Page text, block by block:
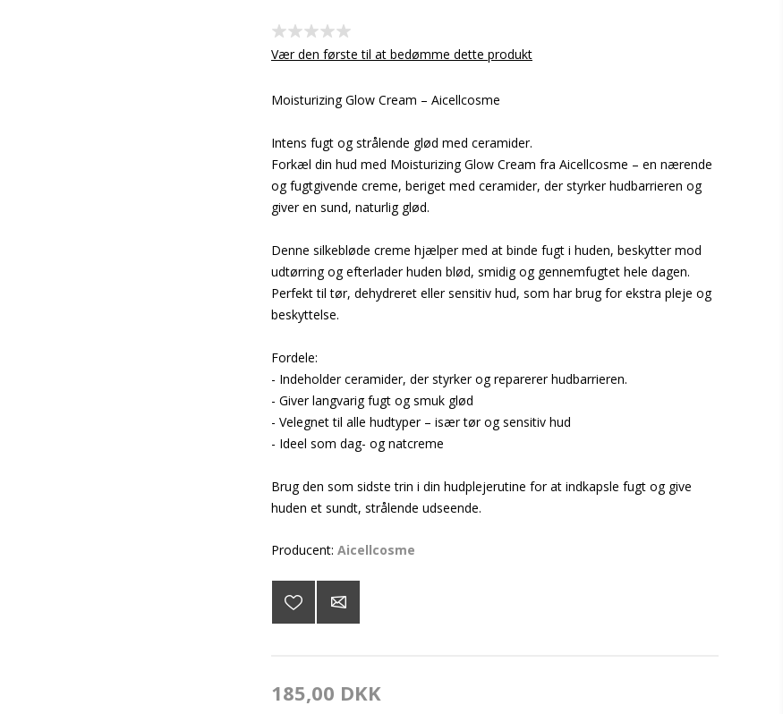
Vær den første til at bedømme dette produkt
Moisturizing Glow Cream – Aicellcosme
Intens fugt og strålende glød med ceramider.
Forkæl din hud med Moisturizing Glow Cream fra Aicellcosme – en nærende
og fugtgivende creme, beriget med ceramider, der styrker hudbarrieren og
giver en sund, naturlig glød.
Denne silkebløde creme hjælper med at binde fugt i huden, beskytter mod
udtørring og efterlader huden blød, smidig og gennemfugtet hele dagen.
Perfekt til tør, dehydreret eller sensitiv hud, som har brug for ekstra pleje og
beskyttelse.
Fordele:
- Indeholder ceramider, der styrker og reparerer hudbarrieren.
- Giver langvarig fugt og smuk glød
- Velegnet til alle hudtyper – især tør og sensitiv hud
- Ideel som dag- og natcreme
Brug den som sidste trin i din hudplejerutine for at indkapsle fugt og give
huden et sundt, strålende udseende.
Producent: Aicellcosme
185,00 DKK